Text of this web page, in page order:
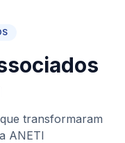
transformaram
ANETI